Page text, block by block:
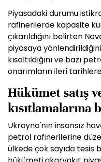
Piyasadaki durumu
rafinerilerde kapasite
çıkarıldığını belirten
piyasaya
kısaltıldığını ve bazı
onarımların ileri
Hükümet satış
kısıtlamalarına
Ukrayna'nın insansız
petrol rafinerilerine
ülkede çok sayıda tesis